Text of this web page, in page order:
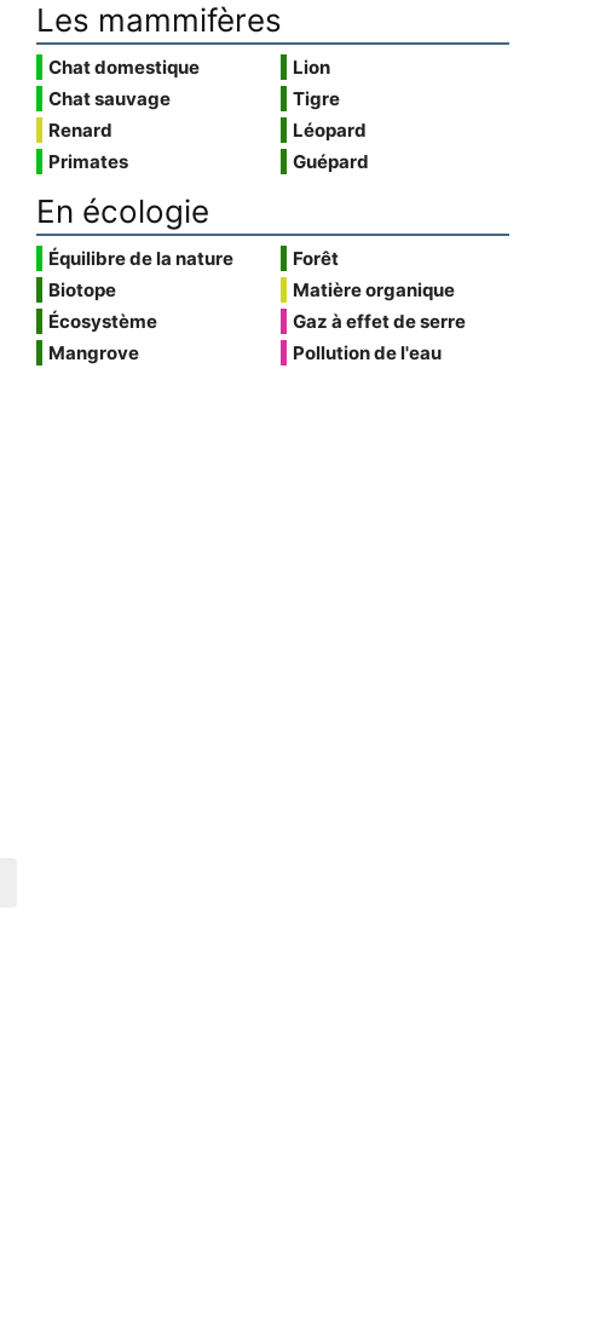
Les mammifères
Chat domestique
Chat sauvage
Renard
Primates
Lion
Tigre
Léopard
Guépard
En écologie
Équilibre de la nature
Biotope
Écosystème
Mangrove
Forêt
Matière organique
Gaz à effet de serre
Pollution de l'eau